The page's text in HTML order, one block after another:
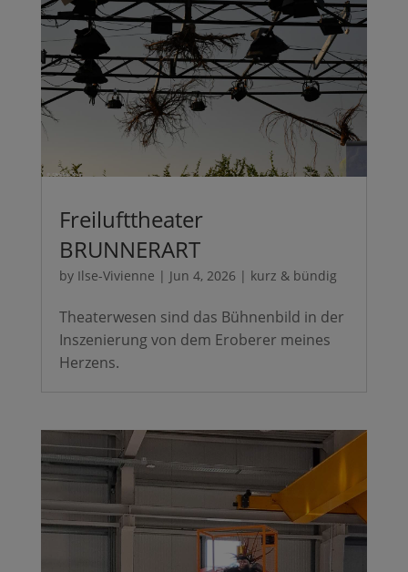
Freilufttheater
BRUNNERART
by Ilse-Vivienne | Jun 4, 2026 | kurz & bündig
Theaterwesen sind das Bühnenbild in der
Inszenierung von dem Eroberer meines
Herzens.